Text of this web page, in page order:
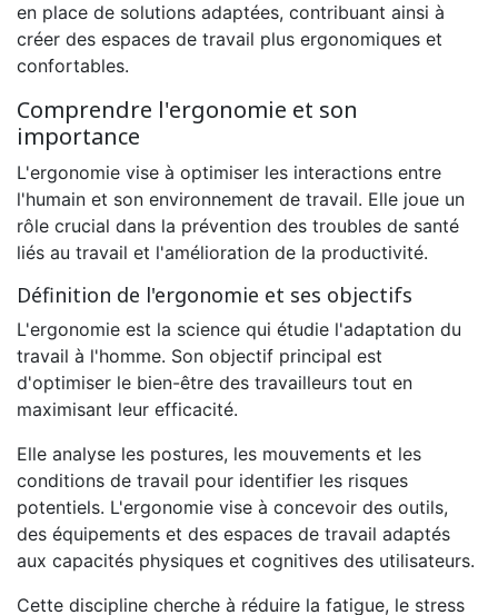
en place de solutions adaptées, contribuant ainsi à
créer des espaces de travail plus ergonomiques et
confortables.
Comprendre l'ergonomie et son
importance
L'ergonomie vise à optimiser les interactions entre
l'humain et son environnement de travail. Elle joue un
rôle crucial dans la prévention des troubles de santé
liés au travail et l'amélioration de la productivité.
Définition de l'ergonomie et ses objectifs
L'ergonomie est la science qui étudie l'adaptation du
travail à l'homme. Son objectif principal est
d'optimiser le bien-être des travailleurs tout en
maximisant leur efficacité.
Elle analyse les postures, les mouvements et les
conditions de travail pour identifier les risques
potentiels. L'ergonomie vise à concevoir des outils,
des équipements et des espaces de travail adaptés
aux capacités physiques et cognitives des utilisateurs.
Cette discipline cherche à réduire la fatigue, le stress